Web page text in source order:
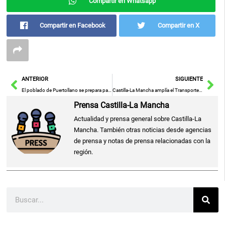
Compartir en Facebook Compartir en X
AntANTERIOR SIGUIENTE
Prensa Castilla-La Mancha
Actualidad y prensa general sobre Castilla-La
Mancha. También otras noticias desde agencias
de prensa y notas de prensa relacionadas con la
región.